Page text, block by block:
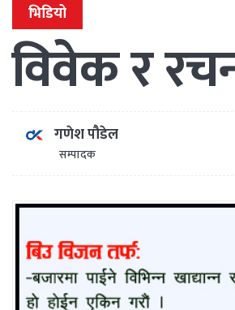
भिडियो
विवेक र
गणेश पौडेल
सम्पादक